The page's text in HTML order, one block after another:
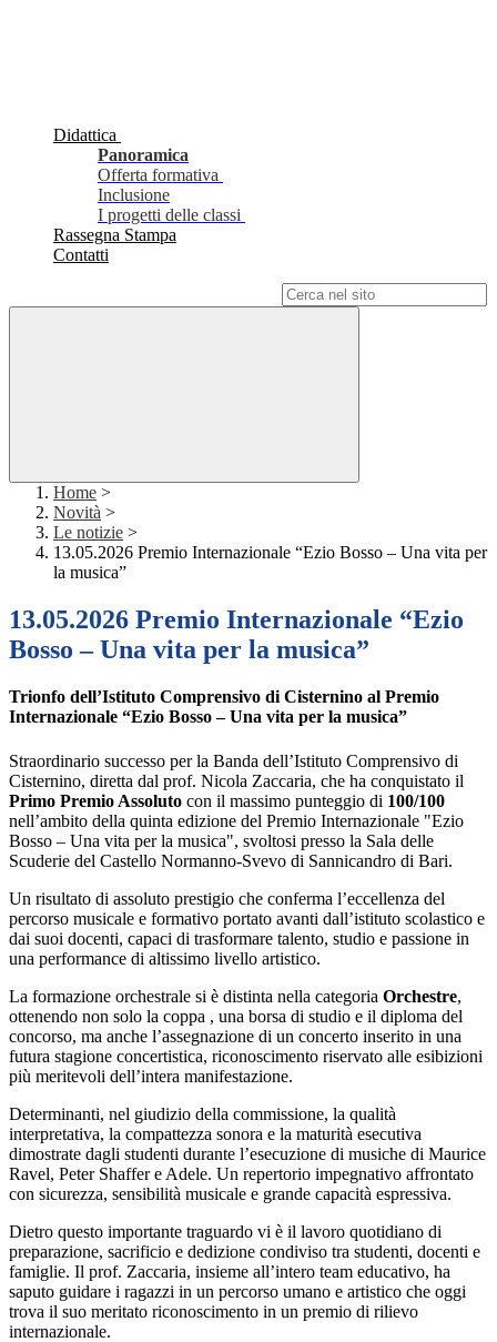
Didattica
Panoramica
Offerta formativa
Inclusione
I progetti delle classi
Rassegna Stampa
Contatti
Home >
Novità >
Le notizie >
13.05.2026 Premio Internazionale “Ezio Bosso – Una vita per
la musica”
13.05.2026 Premio Internazionale “Ezio
Bosso – Una vita per la musica”
Trionfo dell’Istituto Comprensivo di Cisternino al Premio
Internazionale “Ezio Bosso – Una vita per la musica”
Straordinario successo per la Banda dell’Istituto Comprensivo di
Cisternino, diretta dal prof. Nicola Zaccaria, che ha conquistato il
Primo Premio Assoluto con il massimo punteggio di 100/100
nell’ambito della quinta edizione del Premio Internazionale "Ezio
Bosso – Una vita per la musica", svoltosi presso la Sala delle
Scuderie del Castello Normanno-Svevo di Sannicandro di Bari.
Un risultato di assoluto prestigio che conferma l’eccellenza del
percorso musicale e formativo portato avanti dall’istituto scolastico e
dai suoi docenti, capaci di trasformare talento, studio e passione in
una performance di altissimo livello artistico.
La formazione orchestrale si è distinta nella categoria Orchestre,
ottenendo non solo la coppa , una borsa di studio e il diploma del
concorso, ma anche l’assegnazione di un concerto inserito in una
futura stagione concertistica, riconoscimento riservato alle esibizioni
più meritevoli dell’intera manifestazione.
Determinanti, nel giudizio della commissione, la qualità
interpretativa, la compattezza sonora e la maturità esecutiva
dimostrate dagli studenti durante l’esecuzione di musiche di Maurice
Ravel, Peter Shaffer e Adele. Un repertorio impegnativo affrontato
con sicurezza, sensibilità musicale e grande capacità espressiva.
Dietro questo importante traguardo vi è il lavoro quotidiano di
preparazione, sacrificio e dedizione condiviso tra studenti, docenti e
famiglie. Il prof. Zaccaria, insieme all’intero team educativo, ha
saputo guidare i ragazzi in un percorso umano e artistico che oggi
trova il suo meritato riconoscimento in un premio di rilievo
internazionale.